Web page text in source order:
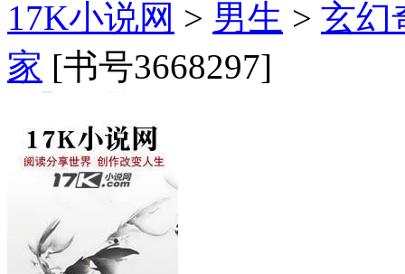
17K小说网 > 男生 > 玄幻
家 [书号3668297]